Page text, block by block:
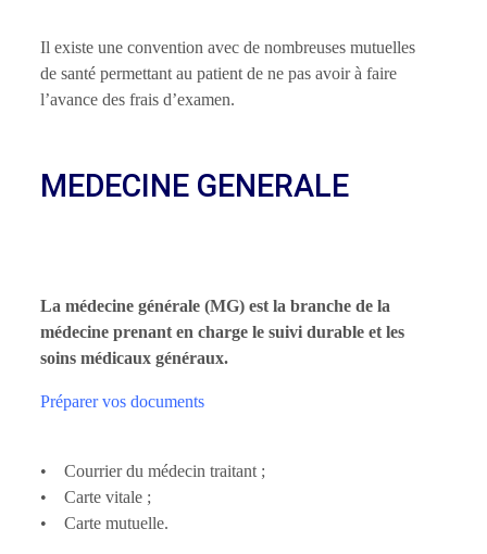
Il existe une convention avec de nombreuses mutuelles
de santé permettant au patient de ne pas avoir à faire
l’avance des frais d’examen.
MEDECINE GENERALE
La médecine générale (MG) est la branche de la
médecine prenant en charge le suivi durable et les
soins médicaux généraux.
Préparer vos documents
• Courrier du médecin traitant ;
• Carte vitale ;
• Carte mutuelle.